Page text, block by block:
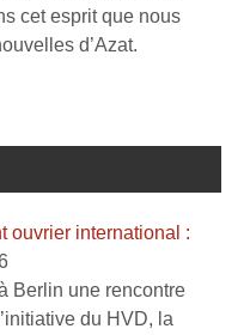
cet esprit que nous
d’Azat.
ouvrier international :
Berlin une rencontre
du HVD, la